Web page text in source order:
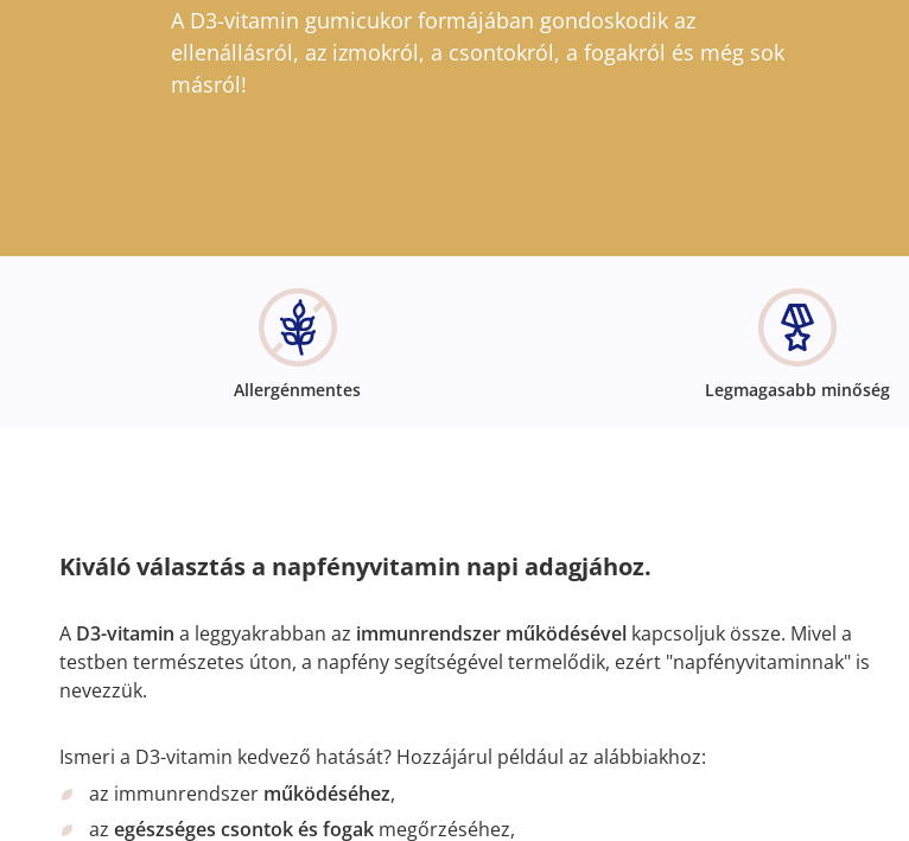
A D3-vitamin gumicukor formájában gondoskodik az
ellenállásról, az izmokról, a csontokról, a fogakról és még sok
másról!
Allergénmentes Legmagasabb minőség
Kiváló választás a napfényvitamin napi adagjához.
A D3-vitamin a leggyakrabban az immunrendszer működésével kapcsoljuk össze. Mivel a
testben természetes úton, a napfény segítségével termelődik, ezért "napfényvitaminnak" is
nevezzük.
Ismeri a D3-vitamin kedvező hatását? Hozzájárul például az alábbiakhoz:
az immunrendszer működéséhez,
az egészséges csontok és fogak megőrzéséhez,